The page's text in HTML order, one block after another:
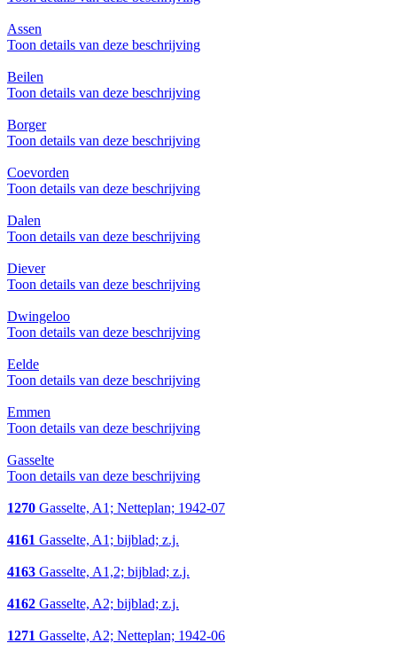
Assen
Toon details van deze beschrijving
Beilen
Toon details van deze beschrijving
Borger
Toon details van deze beschrijving
Coevorden
Toon details van deze beschrijving
Dalen
Toon details van deze beschrijving
Diever
Toon details van deze beschrijving
Dwingeloo
Toon details van deze beschrijving
Eelde
Toon details van deze beschrijving
Emmen
Toon details van deze beschrijving
Gasselte
Toon details van deze beschrijving
1270 Gasselte, A1; Netteplan; 1942-07
4161 Gasselte, A1; bijblad; z.j.
4163 Gasselte, A1,2; bijblad; z.j.
4162 Gasselte, A2; bijblad; z.j.
1271 Gasselte, A2; Netteplan; 1942-06